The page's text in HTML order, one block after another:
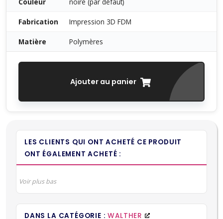
Fabrication Impression 3D FDM
Matière Polymères
Ajouter au panier
LES CLIENTS QUI ONT ACHETÉ CE PRODUIT
ONT ÉGALEMENT ACHETÉ :
Voir plus bas
DANS LA CATÉGORIE :WALTHER